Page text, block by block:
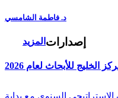
د. فاطمة الشامسي
المزيد إصدارات
الخليج للأبحاث لعام 2026
السنوي مع بداية